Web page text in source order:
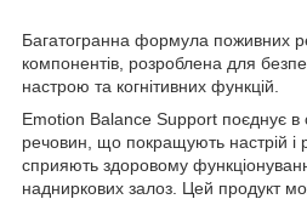
Багатогранна формула поживних
компонентів, розроблена для
настрою та когнітивних функцій.
Emotion Balance Support поєднує в
речовин, що покращують настрій і
сприяють здоровому
надниркових залоз. Цей продукт